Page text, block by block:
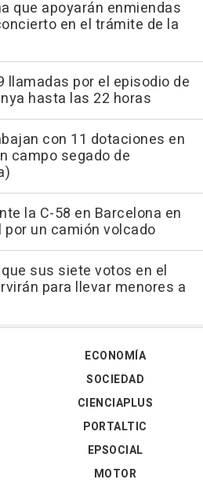
que apoyarán enmiendas
en el trámite de la
llamadas por el episodio de
hasta las 22 horas
con 11 dotaciones en
campo segado de
la C-58 en Barcelona en
un camión volcado
sus siete votos en el
para llevar menores a
ECONOMÍA
SOCIEDAD
CIENCIAPLUS
PORTALTIC
EPSOCIAL
MOTOR